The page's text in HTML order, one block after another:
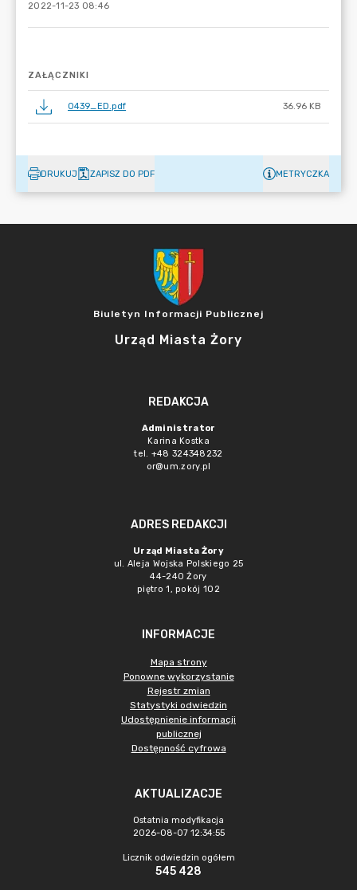
2022-11-23 08:46
ZAŁĄCZNIKI
0439_ED.pdf 36.96 KB
DRUKUJ ZAPISZ DO PDF METRYCZKA
Biuletyn Informacji Publicznej
Urząd Miasta Żory
REDAKCJA
Administrator
Karina Kostka
tel. +48 324348232
or@um.zory.pl
ADRES REDAKCJI
Urząd Miasta Żory
ul. Aleja Wojska Polskiego 25
44-240 Żory
piętro 1, pokój 102
INFORMACJE
Mapa strony
Ponowne wykorzystanie
Rejestr zmian
Statystyki odwiedzin
Udostępnienie informacji
publicznej
Dostępność cyfrowa
AKTUALIZACJE
Ostatnia modyfikacja
2026-08-07 12:34:55
Licznik odwiedzin ogółem
545 428